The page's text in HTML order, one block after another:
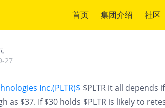
首页 集团介绍 社区
27
Inc.(PLTR)$ $PLTR it all depends
as $37. If $30 holds $PLTR is likely to